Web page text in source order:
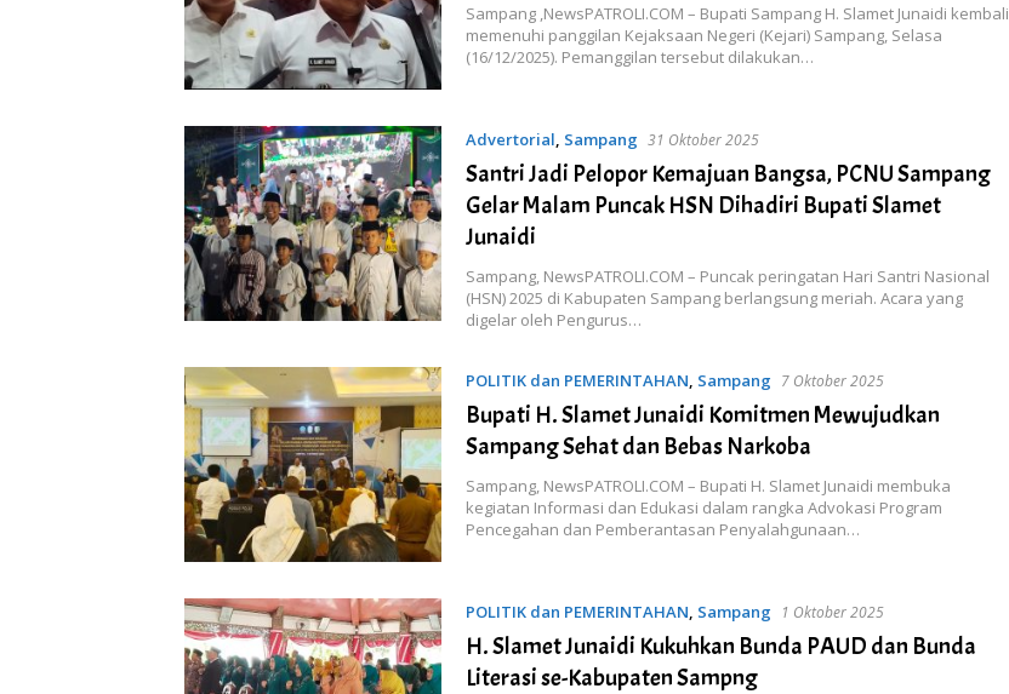
Sampang ,NewsPATROLI.COM – Bupati Sampang H. Slamet Junaidi kembali
memenuhi panggilan Kejaksaan Negeri (Kejari) Sampang, Selasa
(16/12/2025). Pemanggilan tersebut dilakukan…
Advertorial Sampang 31 Oktober 2025
Santri Jadi Pelopor Kemajuan Bangsa, PCNU Sampang
Gelar Malam Puncak HSN Dihadiri Bupati Slamet
Junaidi
Sampang, NewsPATROLI.COM – Puncak peringatan Hari Santri Nasional
(HSN) 2025 di Kabupaten Sampang berlangsung meriah. Acara yang
digelar oleh Pengurus…
POLITIK dan PEMERINTAHAN Sampang 7 Oktober 2025
Bupati H. Slamet Junaidi Komitmen Mewujudkan
Sampang Sehat dan Bebas Narkoba
Sampang, NewsPATROLI.COM – Bupati H. Slamet Junaidi membuka
kegiatan Informasi dan Edukasi dalam rangka Advokasi Program
Pencegahan dan Pemberantasan Penyalahgunaan…
POLITIK dan PEMERINTAHAN Sampang 1 Oktober 2025
H. Slamet Junaidi Kukuhkan Bunda PAUD dan Bunda
Literasi se-Kabupaten Sampng